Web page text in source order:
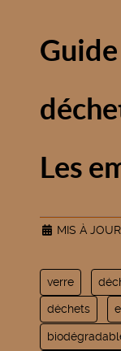
Les
MIS À
verre
déchets